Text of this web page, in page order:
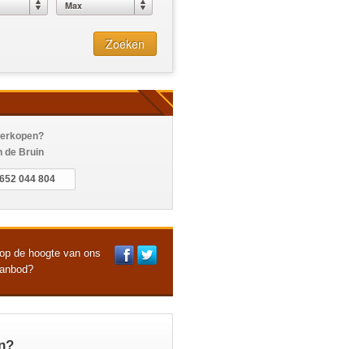
Zoeken
de Bruin
044 804
de hoogte van ons